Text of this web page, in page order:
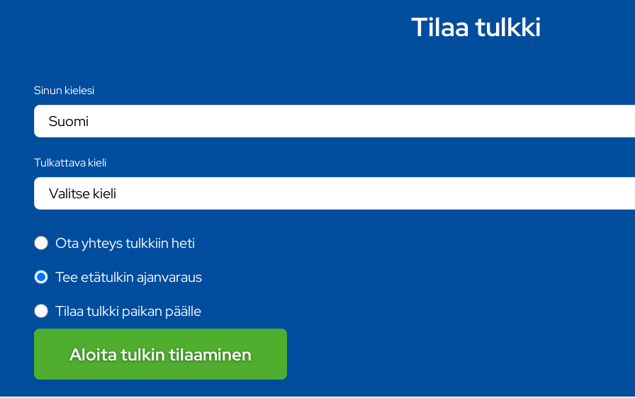
Tilaa tulkki
Sinun kielesi
Tulkattava kieli
Ota yhteys tulkkiin heti
Tee etätulkin ajanvaraus
Tilaa tulkki paikan päälle
Aloita tulkin tilaaminen